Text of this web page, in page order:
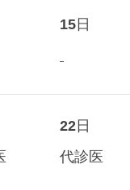
15 日
22 日
代診医